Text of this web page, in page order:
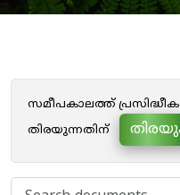
സമീപകാലത്ത്
തിരയുന്നതിന്